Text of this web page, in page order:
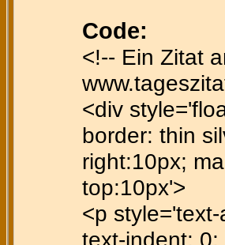
Code:
<!-- Ein Zitat
<div
border: thin
right:10px;
top:10px'>
<p
text-indent: